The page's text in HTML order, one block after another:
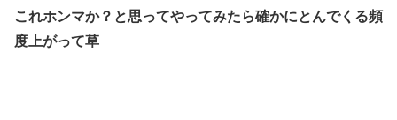
これホンマか？と思ってやってみたら確かにとんでくる頻
度上がって草